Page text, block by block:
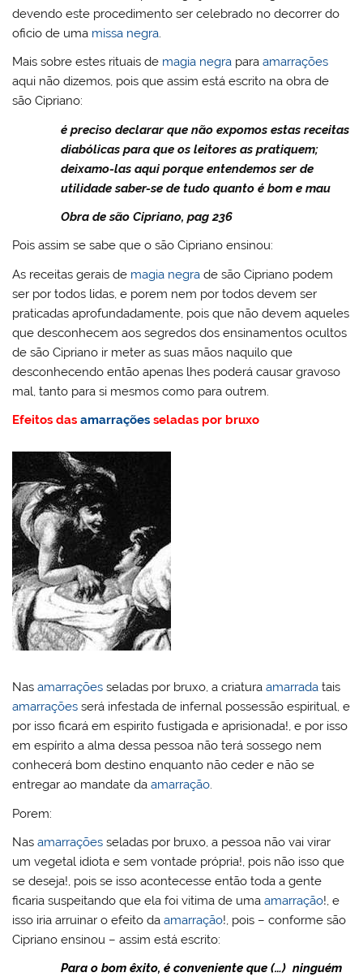
devendo este procedimento ser celebrado no decorrer do
oficio de uma missa negra.
Mais sobre estes rituais de magia negra paraamarrações
aqui não dizemos, pois que assim está escrito na obra de
são Cipriano:
é preciso declarar que não expomos estas receitas
diabólicas para que os leitores as pratiquem;
deixamo-las aqui porque entendemos ser de
utilidade saber-se de tudo quanto é bom e mau
Obra de são Cipriano, pag 236
Pois assim se sabe que o são Cipriano ensinou:
As receitas gerais de magia negra de são Cipriano podem
ser por todos lidas, e porem nem por todos devem ser
praticadas aprofundadamente, pois que não devem aqueles
que desconhecem aos segredos dos ensinamentos ocultos
de são Cipriano ir meter as suas mãos naquilo que
desconhecendo então apenas lhes poderá causar gravoso
mal, tanto para si mesmos como para outrem.
Efeitos dasamarrações seladas por bruxo
Nasamarrações seladas por bruxo, a criaturaamarrada tais
amarrações será infestada de infernal possessão espiritual, e
por isso ficará em espirito fustigada e aprisionada!, e por isso
em espírito a alma dessa pessoa não terá sossego nem
conhecerá bom destino enquanto não ceder e não se
entregar ao mandate daamarração.
Porem:
Nasamarrações seladas por bruxo, a pessoa não vai virar
um vegetal idiota e sem vontade própria!, pois não isso que
se deseja!, pois se isso acontecesse então toda a gente
ficaria suspeitando que ela foi vitima de umaamarração!, e
isso iria arruinar o efeito daamarração!, pois – conforme são
Cipriano ensinou – assim está escrito:
Para o bom êxito, é conveniente que (…) ninguém